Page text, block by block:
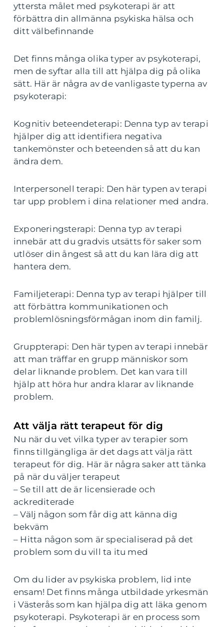
yttersta målet med psykoterapi är att
förbättra din allmänna psykiska hälsa och
ditt välbefinnande
Det finns många olika typer av psykoterapi,
men de syftar alla till att hjälpa dig på olika
sätt. Här är några av de vanligaste typerna av
psykoterapi:
Kognitiv beteendeterapi: Denna typ av terapi
hjälper dig att identifiera negativa
tankemönster och beteenden så att du kan
ändra dem.
Interpersonell terapi: Den här typen av terapi
tar upp problem i dina relationer med andra.
Exponeringsterapi: Denna typ av terapi
innebär att du gradvis utsätts för saker som
utlöser din ångest så att du kan lära dig att
hantera dem.
Familjeterapi: Denna typ av terapi hjälper till
att förbättra kommunikationen och
problemlösningsförmågan inom din familj.
Gruppterapi: Den här typen av terapi innebär
att man träffar en grupp människor som
delar liknande problem. Det kan vara till
hjälp att höra hur andra klarar av liknande
problem.
Att välja rätt terapeut för dig
Nu när du vet vilka typer av terapier som
finns tillgängliga är det dags att välja rätt
terapeut för dig. Här är några saker att tänka
på när du väljer terapeut
– Se till att de är licensierade och
ackrediterade
– Välj någon som får dig att känna dig
bekväm
– Hitta någon som är specialiserad på det
problem som du vill ta itu med
Om du lider av psykiska problem, lid inte
ensam! Det finns många utbildade yrkesmän
i Västerås som kan hjälpa dig att läka genom
psykoterapi. Psykoterapi är en process som